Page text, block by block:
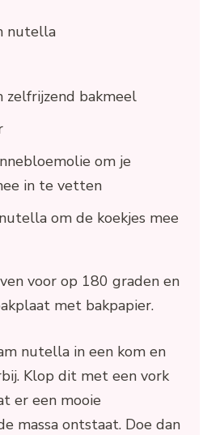
nutella
zelfrijzend bakmeel
om je
in te vetten
om de koekjes mee
voor op 180 graden en
met bakpapier.
nutella in een kom en
Klop dit met een vork
er een mooie
massa ontstaat. Doe dan